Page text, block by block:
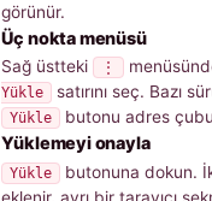
görünür.
Üç nokta menüsü
Sağ üstteki ⋮
Yükle
satırını seç. Bazı
Yükle butonu adres
Yüklemeyi onayla
Yükle
butonuna dokun.